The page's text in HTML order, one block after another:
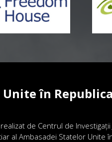
în
de Centrul de
al Ambasadei Statelor Unite